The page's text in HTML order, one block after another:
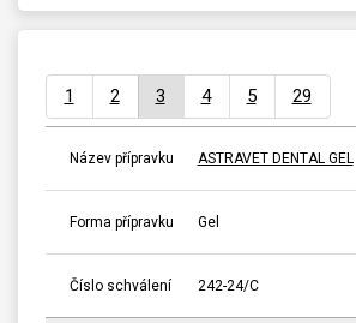
1 2 3 4 5 29
Název přípravku ASTRAVET DENTAL GEL
Forma přípravku Gel
Číslo schválení 242-24/C